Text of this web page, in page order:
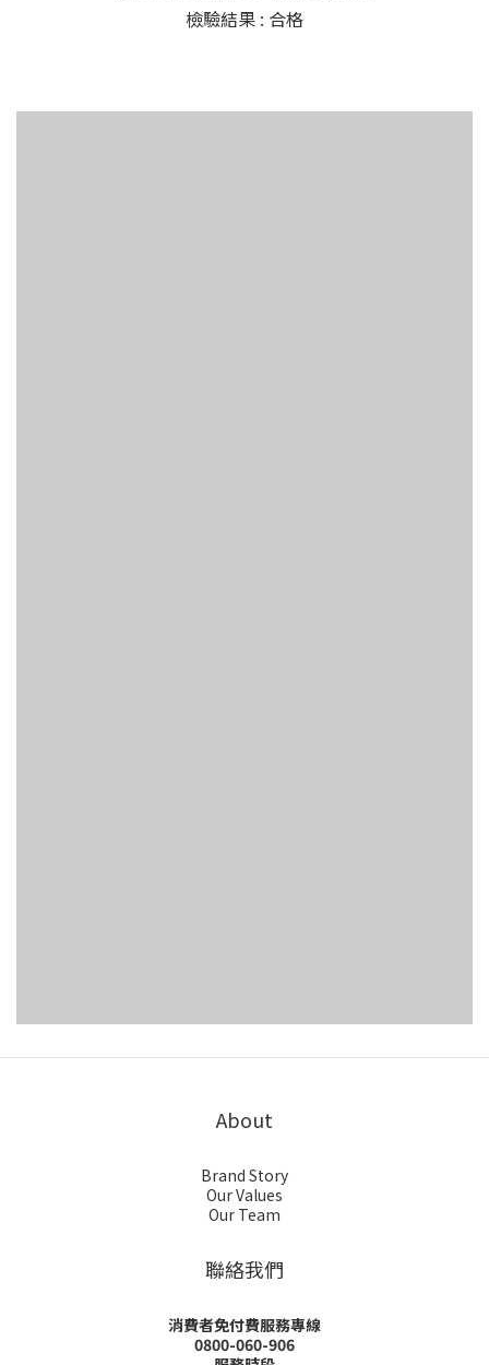
檢驗結果 : 合格
About
Brand Story
Our Values
Our Team
聯絡我們
消費者免付費服務專線
0800-060-906